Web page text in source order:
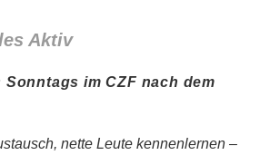
Aktiv
Sonntags im CZF nach dem
nette Leute kennenlernen –